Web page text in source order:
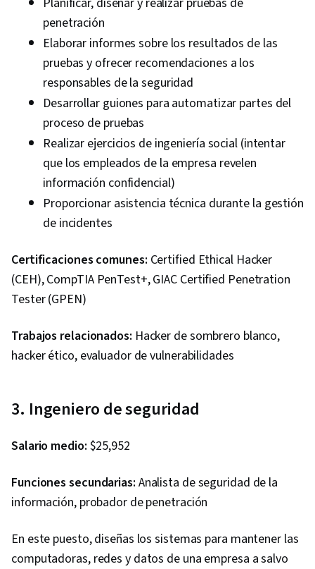
penetración
Elaborar informes sobre los resultados de las
pruebas y ofrecer recomendaciones a los
responsables de la seguridad
Desarrollar guiones para automatizar partes del
proceso de pruebas
Realizar ejercicios de ingeniería social (intentar
que los empleados de la empresa revelen
información confidencial)
Proporcionar asistencia técnica durante la gestión
de incidentes
Certificaciones comunes: Certified Ethical Hacker
(CEH), CompTIA PenTest+, GIAC Certified Penetration
Tester (GPEN)
Trabajos relacionados: Hacker de sombrero blanco,
hacker ético, evaluador de vulnerabilidades
3. Ingeniero de seguridad
Salario medio: $25,952
Funciones secundarias: Analista de seguridad de la
información, probador de penetración
En este puesto, diseñas los sistemas para mantener las
computadoras, redes y datos de una empresa a salvo